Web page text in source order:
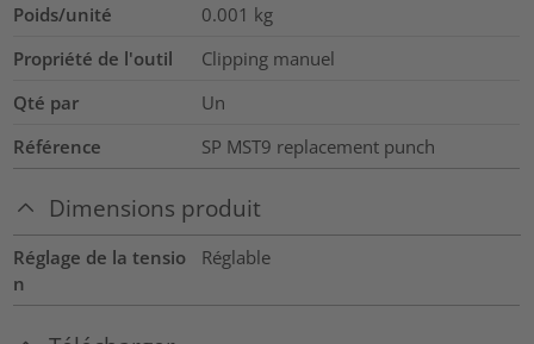
Poids/unité
0.001 kg
Propriété de l'outil
Clipping manuel
Qté par
Un
Référence
SP MST9 replacement punch
Dimensions produit
Réglage de la tensio
n
Réglable